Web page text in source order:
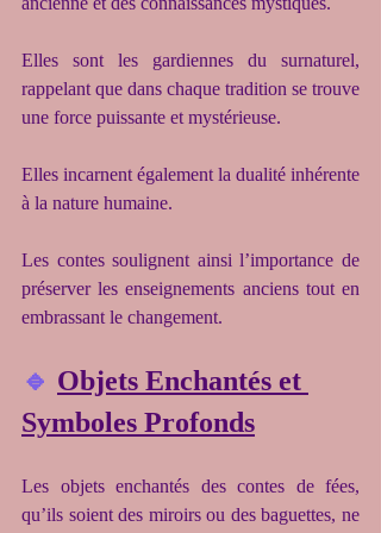
Elles sont les gardiennes du surnaturel,
rappelant que dans chaque tradition se trouve
une force puissante et mystérieuse.
Elles incarnent également la dualité inhérente
à la nature humaine.
Les contes soulignent ainsi l’importance de
préserver les enseignements anciens tout en
embrassant le changement.
🔹 Objets Enchantés et
Symboles Profonds
Les objets enchantés des contes de fées,
qu’ils soient des miroirs ou des baguettes, ne